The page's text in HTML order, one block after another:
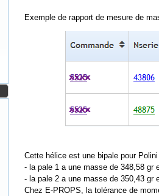
Exemple de rapport de mesure de
Cette hélice est une bipale pour
- la pale 1 a une masse de 348,58 gr
- la pale 2 a une masse de 350,43 gr
Chez E-PROPS, la tolérance de